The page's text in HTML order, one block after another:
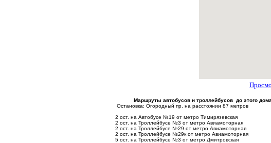
Маршруты автобусов и троллейбусов до этого
Остановка: Огородный пр. на расстоянии 87 метров
2 ост. на Автобусе №19 от метро Тимирязевская
2 ост. на Троллейбусе №3 от метро Авиамоторная
2 ост. на Троллейбусе №29 от метро Авиамоторная
2 ост. на Троллейбусе №29к от метро Авиамоторная
5 ост. на Троллейбусе №3 от метро Дмитровская